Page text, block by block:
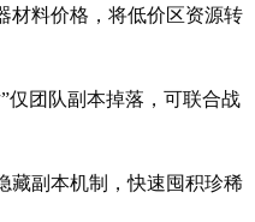
材料价格，将低价区资源转
仅团队副本掉落，可联合战